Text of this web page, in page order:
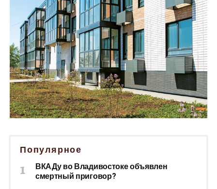
Популярное
ВКАДу во Владивостоке объявлен
смертный приговор?